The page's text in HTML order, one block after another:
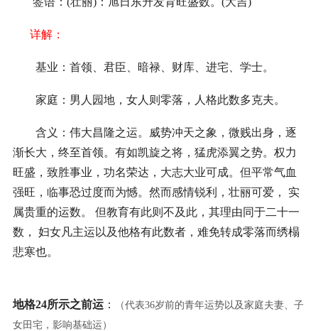
详解：
基业：首领、君臣、暗禄、财库、进宅、学士。
家庭：男人园地，女人则零落，人格此数多克夫。
含义：伟大昌隆之运。威势冲天之象，微贱出身，逐
渐长大，终至首领。有如凯旋之将，猛虎添翼之势。权力
旺盛，致胜事业，功名荣达，大志大业可成。但平常气血
强旺，临事恐过度而为憾。然而感情锐利，壮丽可爱， 实
属贵重的运数。 但教育有此则不及此，其理由同于二十一
数， 妇女凡主运以及他格有此数者，难免转成零落而绣榻
悲寒也。
地格24所示之前运 ：
（代表36岁前的青年运势以及家庭夫妻、子
女田宅，影响基础运）